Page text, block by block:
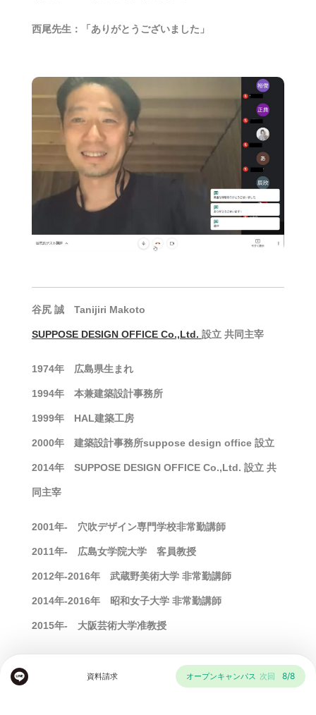
西尾先生：「ありがとうございました」
谷尻 誠 Tanijiri Makoto
SUPPOSE DESIGN OFFICE Co.,Ltd. 設立 共同主宰
1974年 広島県生まれ
1994年 本兼建築設計事務所
1999年 HAL建築工房
2000年 建築設計事務所suppose design office 設立
2014年 SUPPOSE DESIGN OFFICE Co.,Ltd. 設立 共
同主宰
2001年- 穴吹デザイン専門学校非常勤講師
2011年- 広島女学院大学 客員教授
2012年-2016年 武蔵野美術大学 非常勤講師
2014年-2016年 昭和女子大学 非常勤講師
2015年- 大阪芸術大学准教授
資料請求 オープンキャンパス 次回 8/8